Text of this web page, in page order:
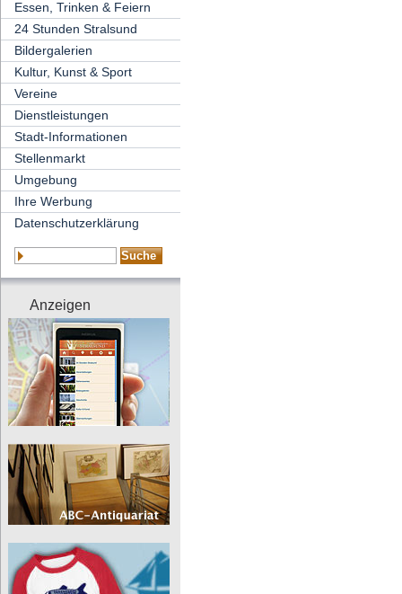
Essen, Trinken & Feiern
24 Stunden Stralsund
Bildergalerien
Kultur, Kunst & Sport
Vereine
Dienstleistungen
Stadt-Informationen
Stellenmarkt
Umgebung
Ihre Werbung
Datenschutzerklärung
Anzeigen